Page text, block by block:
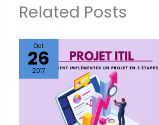
Related Posts
Oct
26
2017